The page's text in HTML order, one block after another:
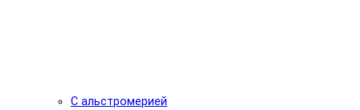
С альстромерией